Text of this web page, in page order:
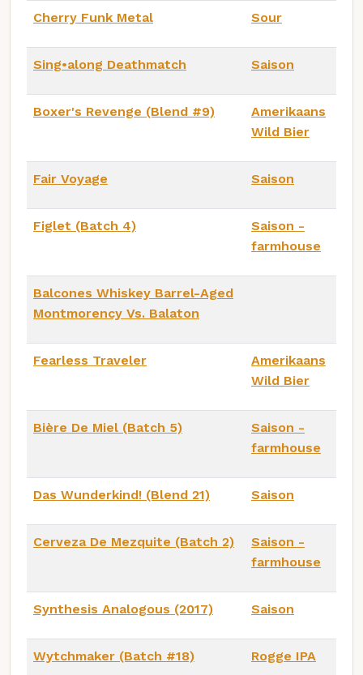
Cherry Funk Metal Sour
Sing•along Deathmatch Saison
Boxer's Revenge (Blend #9)
Amerikaans
Wild Bier
Fair Voyage Saison
Figlet (Batch 4)
Saison -
farmhouse
Balcones Whiskey Barrel-Aged
Montmorency Vs. Balaton
Fearless Traveler
Amerikaans
Wild Bier
Bière De Miel (Batch 5)
Saison -
farmhouse
Das Wunderkind! (Blend 21) Saison
Cerveza De Mezquite (Batch 2)
Saison -
farmhouse
Synthesis Analogous (2017) Saison
Wytchmaker (Batch #18) Rogge IPA